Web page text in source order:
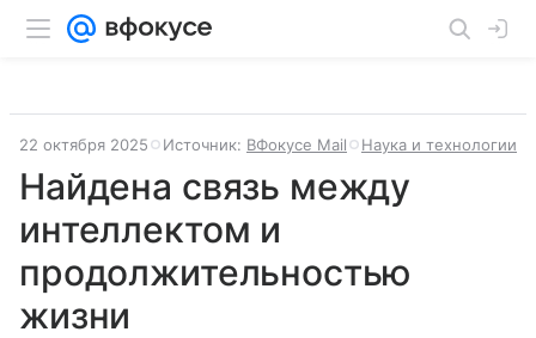
22 октября 2025 Источник: ВФокусе Mail Наука и технологии
Найдена связь между
интеллектом и
продолжительностью
жизни